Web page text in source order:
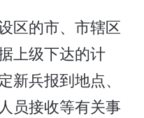
区的市、市辖区
上级下达的计
新兵报到地点、
员接收等有关事